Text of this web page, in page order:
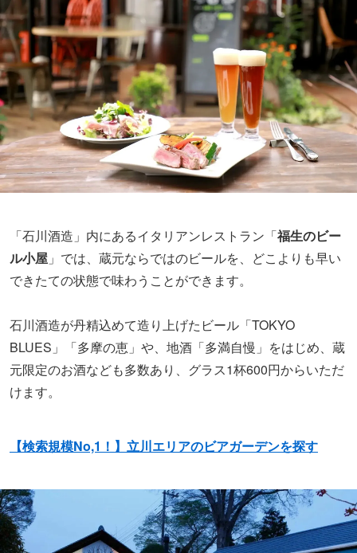
「石川酒造」内にあるイタリアンレストラン「福生のビー
ル小屋 」では、蔵元ならではのビールを、どこよりも早い
できたての状態で味わうことができます。
石川酒造が丹精込めて造り上げたビール「TOKYO
BLUES」「多摩の恵」や、地酒「多満自慢」をはじめ、蔵
元限定のお酒なども多数あり、グラス1杯600円からいただ
けます。
【検索規模No,1！】立川エリアのビアガーデンを探す